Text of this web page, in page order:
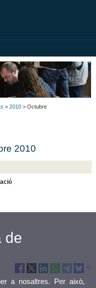
> 2010 > Octubre
2010
de
a nosaltres. Per això,